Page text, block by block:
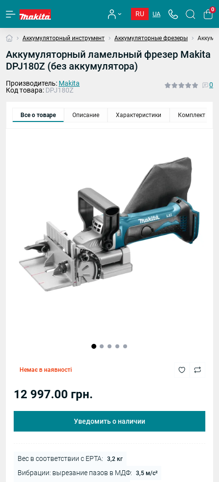
RU UA
0
Аккумуляторный инструмент Аккумуляторные фрезеры
Аккумуляторный ламельный фрезер Makita
DPJ180Z (без аккумулятора)
Производитель: Makita
Код товара: DPJ180Z
0
Все о товаре Описание Характеристики Комплект
Немає в наявності
12 997.00 грн.
Уведомить о наличии
Вес в соответствии с EPTA: 3,2 кг
Вибрации: вырезание пазов в МДФ: 3,5 м/с²